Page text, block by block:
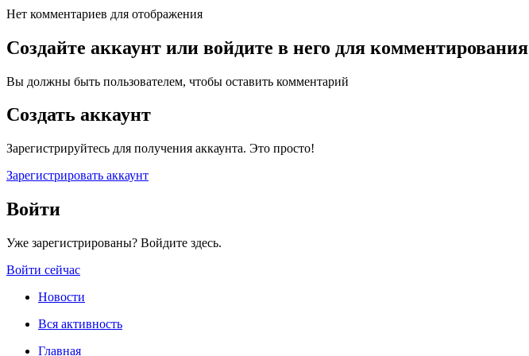
Нет комментариев для отображения
Создайте аккаунт или войдите в него для комментирования
Вы должны быть пользователем, чтобы оставить комментарий
Создать аккаунт
Зарегистрируйтесь для получения аккаунта. Это просто!
Зарегистрировать аккаунт
Войти
Уже зарегистрированы? Войдите здесь.
Войти сейчас
Новости
Вся активность
Главная